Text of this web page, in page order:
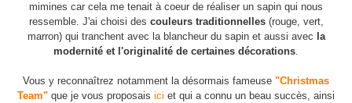
mimines car cela me tenait à coeur de réaliser un sapin qui nous
ressemble. J'ai choisi des couleurs traditionnelles(rouge, vert,
marron) qui tranchent avec la blancheur du sapin et aussi avec la
modernité et l'originalité de certaines décorations.
Vous y reconnaîtrez notamment la désormais fameuse "Christmas
Team" que je vous proposais ici et qui a connu un beau succès, ainsi